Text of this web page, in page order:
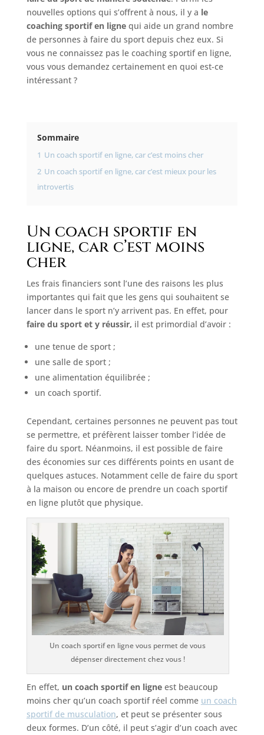
nouvelles options qui s’offrent à nous, il y a le
coaching sportif en lignequi aide un grand nombre
de personnes à faire du sport depuis chez eux. Si
vous ne connaissez pas le coaching sportif en ligne,
vous vous demandez certainement en quoi est-ce
intéressant ?
Sommaire
1 Un coach sportif en ligne, car c’est moins cher
2 Un coach sportif en ligne, car c’est mieux pour les
introvertis
Un coach sportif en
ligne, car c’est moins
cher
Les frais financiers sont l’une des raisons les plus
importantes qui fait que les gens qui souhaitent se
lancer dans le sport n’y arrivent pas. En effet, pour
faire du sport et y réussir, il est primordial d’avoir :
une tenue de sport ;
une salle de sport ;
une alimentation équilibrée ;
un coach sportif.
Cependant, certaines personnes ne peuvent pas tout
se permettre, et préfèrent laisser tomber l’idée de
faire du sport. Néanmoins, il est possible de faire
des économies sur ces différents points en usant de
quelques astuces. Notamment celle de faire du sport
à la maison ou encore de prendre un coach sportif
en ligne plutôt que physique.
Un coach sportif en ligne vous permet de vous
dépenser directement chez vous !
En effet, un coach sportif en ligne est beaucoup
moins cher qu’un coach sportif réel comme un coach
sportif de musculation, et peut se présenter sous
deux formes. D’un côté, il peut s’agir d’un coach avec